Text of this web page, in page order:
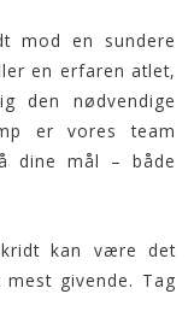
mod en sundere
en erfaren atlet,
den nødvendige
er vores team
dine mål – både
kan være det
givende. Tag